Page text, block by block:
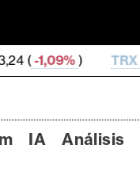
0,327 05 ( -0,31%)
IA Análisis